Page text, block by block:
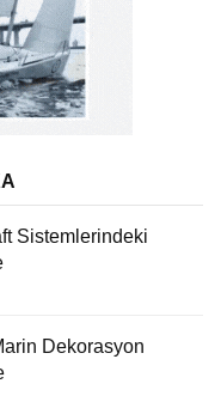
Sistemlerindeki
Dekorasyon